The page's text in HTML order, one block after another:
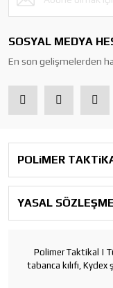
SOSYAL MEDYA
En son gelişmelerden
POLiMER
YASAL
Polimer Taktikal |
tabanca kılıfı,